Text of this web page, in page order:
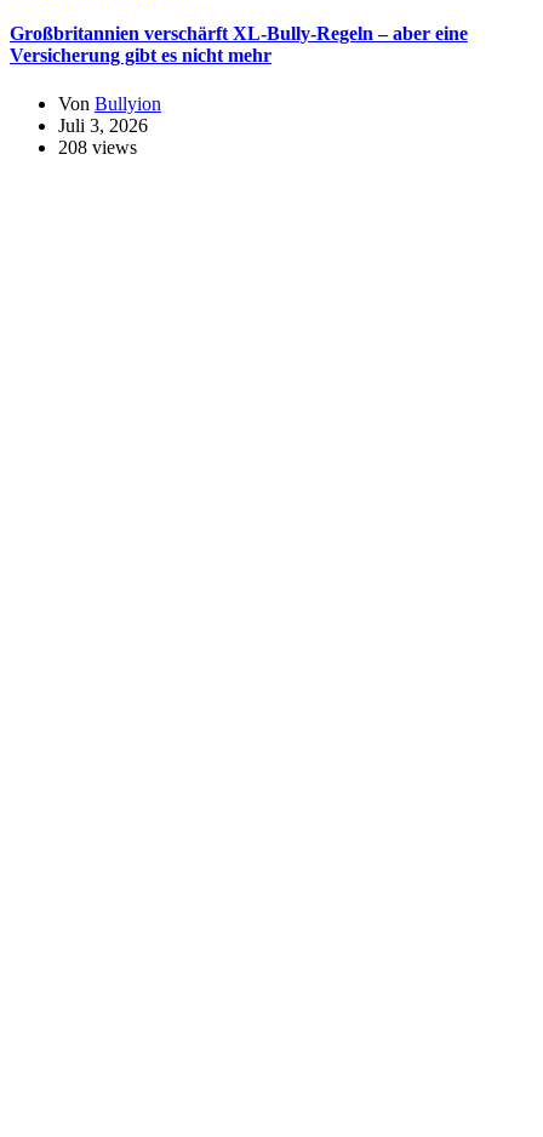
Großbritannien verschärft XL-Bully-Regeln – aber eine
Versicherung gibt es nicht mehr
Von Bullyion
Juli 3, 2026
208 views